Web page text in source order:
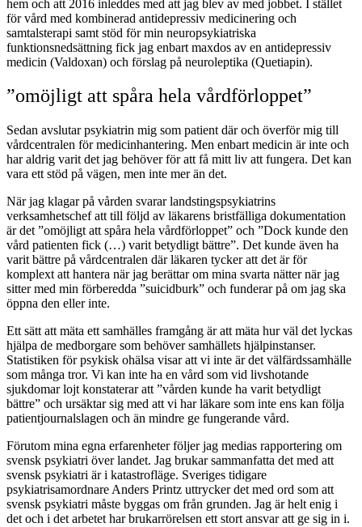
hem och att 2016 inleddes med att jag blev av med jobbet. I stället
för vård med kombinerad antidepressiv medicinering och
samtalsterapi samt stöd för min neuropsykiatriska
funktionsnedsättning fick jag enbart maxdos av en antidepressiv
medicin (Valdoxan) och förslag på neuroleptika (Quetiapin).
”omöjligt att spåra hela vårdförloppet”
Sedan avslutar psykiatrin mig som patient där och överför mig till
vårdcentralen för medicinhantering. Men enbart medicin är inte och
har aldrig varit det jag behöver för att få mitt liv att fungera. Det kan
vara ett stöd på vägen, men inte mer än det.
När jag klagar på vården svarar landstingspsykiatrins
verksamhetschef att till följd av läkarens bristfälliga dokumentation
är det ”omöjligt att spåra hela vårdförloppet” och ”Dock kunde den
vård patienten fick (…) varit betydligt bättre”. Det kunde även ha
varit bättre på vårdcentralen där läkaren tycker att det är för
komplext att hantera när jag berättar om mina svarta nätter när jag
sitter med min förberedda ”suicidburk” och funderar på om jag ska
öppna den eller inte.
Ett sätt att mäta ett samhälles framgång är att mäta hur väl det lyckas
hjälpa de medborgare som behöver samhällets hjälpinstanser.
Statistiken för psykisk ohälsa visar att vi inte är det välfärdssamhälle
som många tror. Vi kan inte ha en vård som vid livshotande
sjukdomar lojt konstaterar att ”vården kunde ha varit betydligt
bättre” och ursäktar sig med att vi har läkare som inte ens kan följa
patientjournalslagen och än mindre ge fungerande vård.
Förutom mina egna erfarenheter följer jag medias rapportering om
svensk psykiatri över landet. Jag brukar sammanfatta det med att
svensk psykiatri är i katastrofläge. Sveriges tidigare
psykiatrisamordnare Anders Printz uttrycker det med ord som att
svensk psykiatri måste byggas om från grunden. Jag är helt enig i
det och i det arbetet har brukarrörelsen ett stort ansvar att ge sig in i.